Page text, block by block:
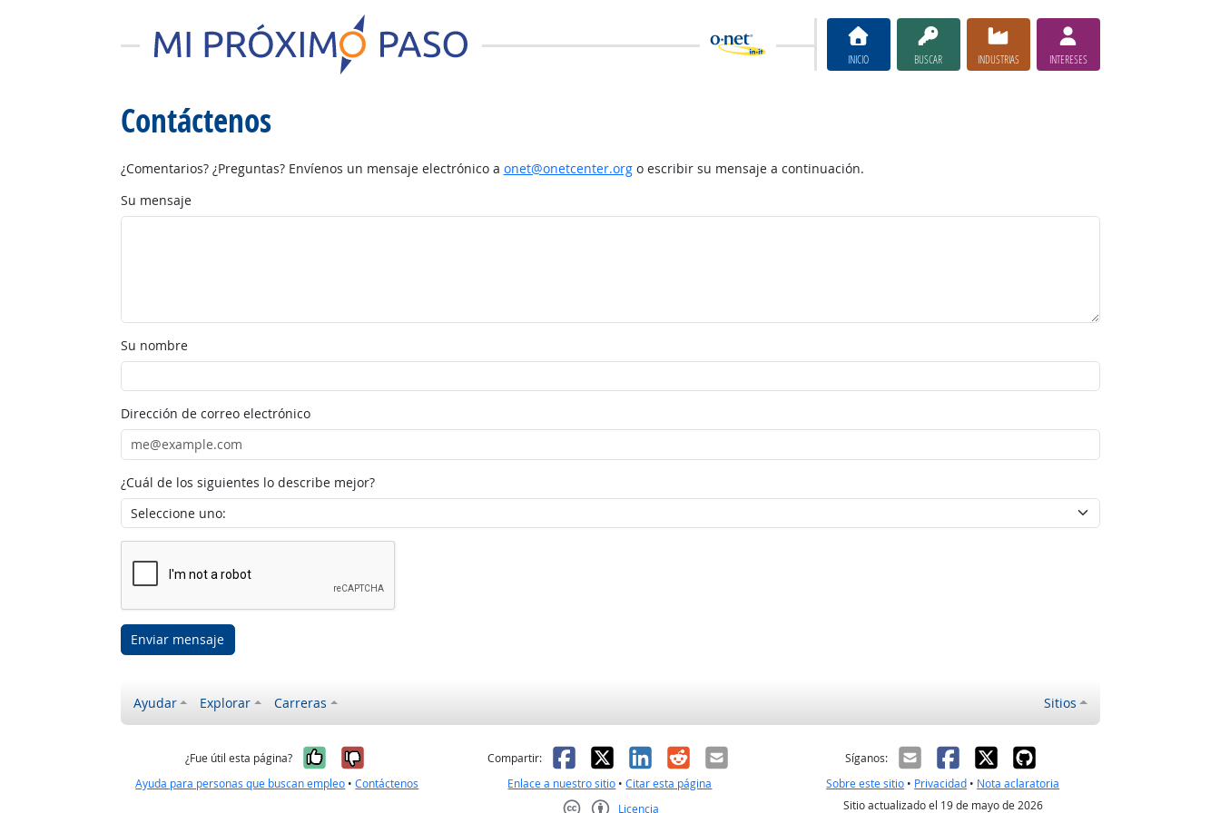
INICIO BUSCAR INDUSTRIAS INTERESES
Contáctenos
¿Comentarios? ¿Preguntas? Envíenos un mensaje electrónico a onet@onetcenter.orgo escribir su mensaje a continuación.
Su mensaje
Su nombre
Dirección de correo electrónico
¿Cuál de los siguientes lo describe mejor?
Enviar mensaje
Ayudar Explorar Carreras Sitios
¿Fue útil esta página? Sí, fue útil
No, no fue útil
Ayuda para personas que buscan empleo •Contáctenos
Compartir: Facebook
X LinkedIn
RedditCorreo electrónico
Enlace a nuestro sitio •Citar esta página
Licencia
Síganos:
Sobre este sitio • Privacidad • Nota aclaratoria
Sitio actualizado el 19 de mayo de 2026